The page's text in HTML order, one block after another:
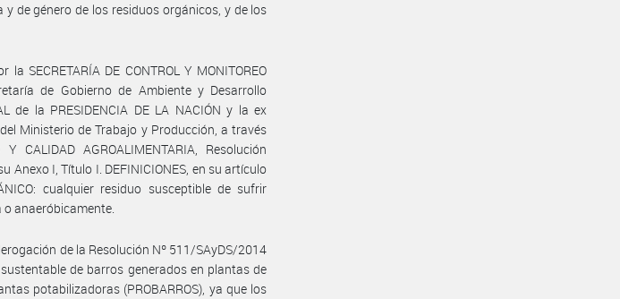
de género de los residuos orgánicos, y de los
SECRETARÍA DE CONTROL Y MONITOREO
de Gobierno de Ambiente y Desarrollo
de la PRESIDENCIA DE LA NACIÓN y la ex
Ministerio de Trabajo y Producción, a través
CALIDAD AGROALIMENTARIA, Resolución
Anexo I, Título I. DEFINICIONES, en su artículo
cualquier residuo susceptible de sufrir
anaeróbicamente.
de la Resolución Nº 511/SAyDS/2014
de barros generados en plantas de
potabilizadoras (PROBARROS), ya que los